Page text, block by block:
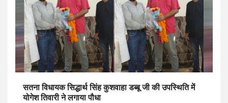
सतना विधायक सिद्धार्थ सिंह कुशवाहा डब्बू जी की उपस्थिति में
योगेश तिवारी ने लगाया पौधा